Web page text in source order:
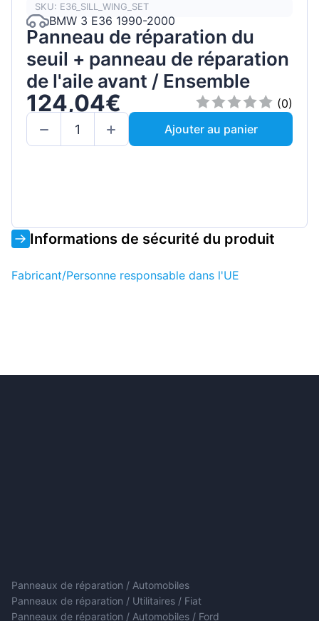
SKU: E36_SILL_WING_SET
BMW 3 E36 1990-2000
Panneau de réparation du
seuil + panneau de réparation
de l'aile avant / Ensemble
124,04€
(0)
Ajouter au panier
Informations de sécurité du produit
Fabricant/Personne responsable dans l'UE
Panneaux de réparation / Automobiles
Panneaux de réparation / Utilitaires / Fiat
Panneaux de réparation / Automobiles / Ford